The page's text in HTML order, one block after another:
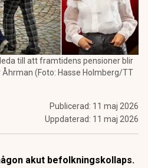
till att framtidens pensioner blir
(Foto: Hasse Holmberg/TT
Publicerad: 11 maj 2026
Uppdaterad: 11 maj 2026
akut befolkningskollaps.